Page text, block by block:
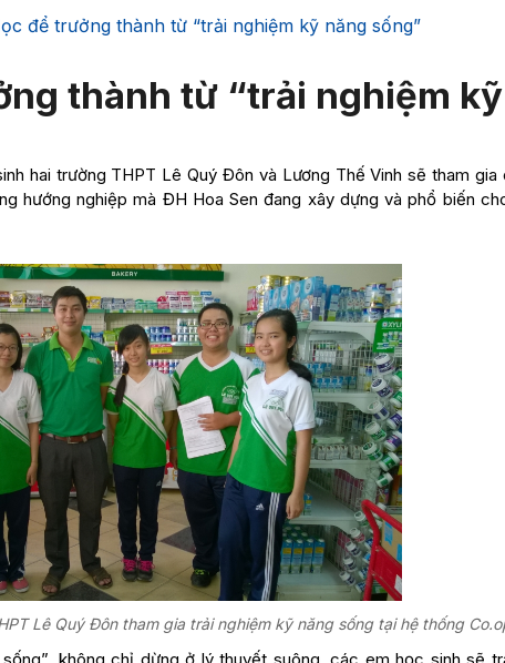
để trưởng thành từ “trải nghiệm kỹ năng sống”
thành từ “trải nghiệm
hai trường THPT Lê Quý Đôn và Lương Thế Vinh sẽ tham gia
hướng nghiệp mà ĐH Hoa Sen đang xây dựng và phổ biến
Lê Quý Đôn tham gia trải nghiệm kỹ năng sống tại hệ thống